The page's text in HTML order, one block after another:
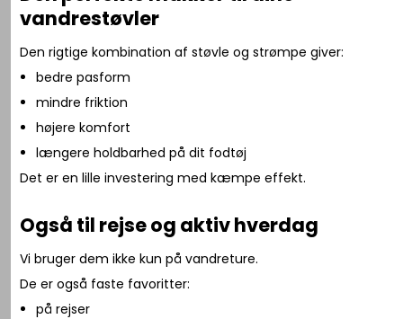
vandrestøvler
Den rigtige kombination af støvle og strømpe giver:
bedre pasform
mindre friktion
højere komfort
længere holdbarhed på dit fodtøj
Det er en lille investering med kæmpe effekt.
Også til rejse og aktiv hverdag
Vi bruger dem ikke kun på vandreture.
De er også faste favoritter:
på rejser